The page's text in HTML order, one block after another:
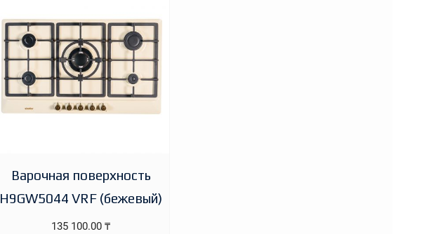
Варочная поверхность
H9GW5044 VRF (бежевый)
135 100.00₸